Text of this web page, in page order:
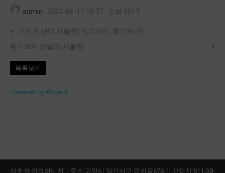
admin · 2024-06-17 18:37 · 조회 3517
«
스포츠 센터 사물함( 진그레이, 환기도어)
환기도어 신발장,사물함
»
목록보기
Powered by KBoard
상호:메이크퍼니처ㅣ주소:고양시 일산서구 덕이동676-1l 사업자:611-38-